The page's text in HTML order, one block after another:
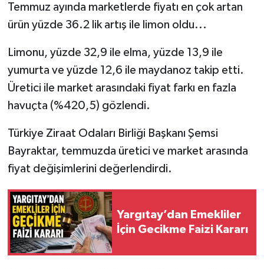
Temmuz ayında marketlerde fiyatı en çok artan
ürün yüzde 36.2 lik artış ile limon oldu...
Limonu, yüzde 32,9 ile elma, yüzde 13,9 ile
yumurta ve yüzde 12,6 ile maydanoz takip etti.
Üretici ile market arasındaki fiyat farkı en fazla
havuçta (%420,5) gözlendi.
Türkiye Ziraat Odaları Birliği Başkanı Şemsi
Bayraktar, temmuzda üretici ve market arasında
fiyat değişimlerini değerlendirdi.
Yargıtay’dan Emekliler
İçin Gecikme Faizi Kararı